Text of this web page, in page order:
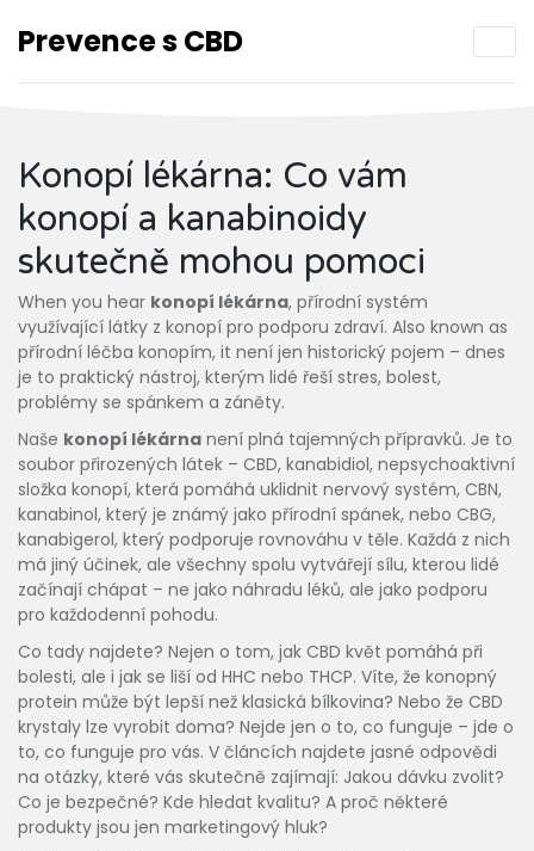
Prevence s CBD
Konopí lékárna: Co vám
konopí a kanabinoidy
skutečně mohou pomoci
When you hear konopí lékárna, přírodní systém
využívající látky z konopí pro podporu zdraví. Also known as
přírodní léčba konopím, it není jen historický pojem – dnes
je to praktický nástroj, kterým lidé řeší stres, bolest,
problémy se spánkem a záněty.
Naše konopí lékárna není plná tajemných přípravků. Je to
soubor přirozených látek – CBD, kanabidiol, nepsychoaktivní
složka konopí, která pomáhá uklidnit nervový systém, CBN,
kanabinol, který je známý jako přírodní spánek, nebo CBG,
kanabigerol, který podporuje rovnováhu v těle. Každá z nich
má jiný účinek, ale všechny spolu vytvářejí sílu, kterou lidé
začínají chápat – ne jako náhradu léků, ale jako podporu
pro každodenní pohodu.
Co tady najdete? Nejen o tom, jak CBD květ pomáhá při
bolesti, ale i jak se liší od HHC nebo THCP. Víte, že konopný
protein může být lepší než klasická bílkovina? Nebo že CBD
krystaly lze vyrobit doma? Nejde jen o to, co funguje – jde o
to, co funguje pro vás. V článcích najdete jasné odpovědi
na otázky, které vás skutečně zajímají: Jakou dávku zvolit?
Co je bezpečné? Kde hledat kvalitu? A proč některé
produkty jsou jen marketingový hluk?